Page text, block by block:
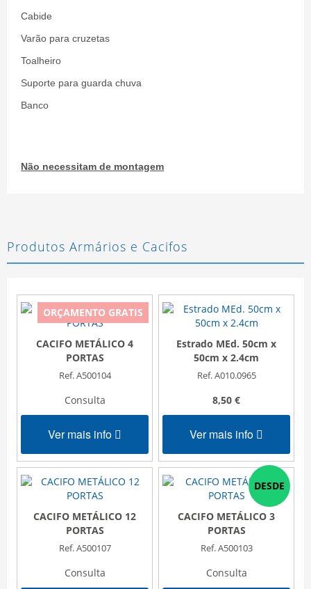
Cabide
Varão para cruzetas
Toalheiro
Suporte para guarda chuva
Banco
Não necessitam de montagem
Produtos Armários e Cacifos
ORÇAMENTO GRATIS
CACIFO METÁLICO 4
PORTAS
Ref. A500104
Consulta
Ver mais info
Estrado MEd. 50cm x
50cm x 2.4cm
Ref. A010.0965
8,50 €
Ver mais info
CACIFO METÁLICO 12
PORTAS
Ref. A500107
Consulta
DESDE
CACIFO METÁLICO 3
PORTAS
Ref. A500103
Consulta